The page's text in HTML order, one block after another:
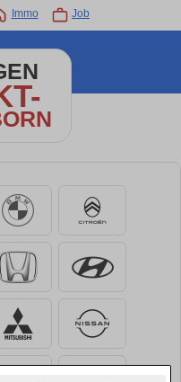
Immo Job